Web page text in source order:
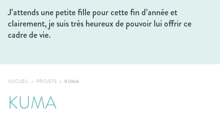
J’attends une petite fille pour cette fin d’année et
clairement, je suis très heureux de pouvoir lui offrir ce
cadre de vie.
ACCUEIL PROJETS KUMA
KUMA